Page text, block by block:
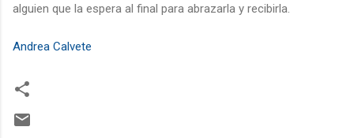
alguien que la espera al final para abrazarla y recibirla.
Andrea Calvete